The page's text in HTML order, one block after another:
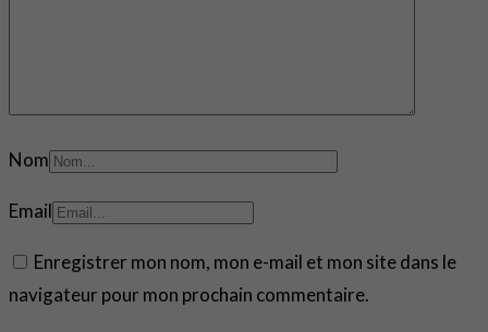
Nom
Email
Enregistrer mon nom, mon e-mail et mon site dans le
navigateur pour mon prochain commentaire.